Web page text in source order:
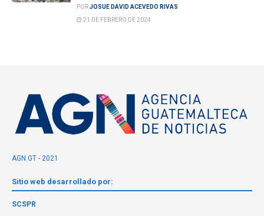
PORJOSUE DAVID ACEVEDO RIVAS
21 DE FEBRERO DE 2024
AGN.GT - 2021
Sitio web desarrollado por:
SCSPR